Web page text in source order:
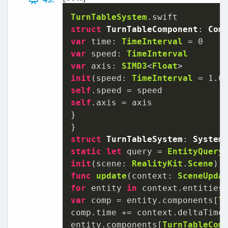
TurnTableSystem
struct TurnTableComponent :
var time: TimeInterval =
0
var speed: TimeInterval
var axis: SIMD3< Float
init ( speed : TimeInterval = 1.0
self .speed =
self .axis = axis
}
struct TurnTableSystem : System
static let query = EntityQuery
init ( scene : RealityKit . Scene
func
update ( context :
for entity in
var comp = entity.components[
comp.time += context.deltaTime
entity.components[